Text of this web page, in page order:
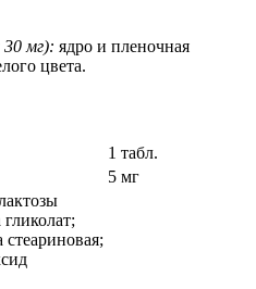
30 мг): ядро и пленочная
цвета.
1 табл.
5 мг